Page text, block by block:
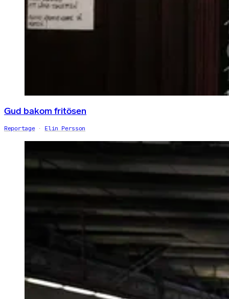
Gud bakom fritösen
Reportage Elin Persson